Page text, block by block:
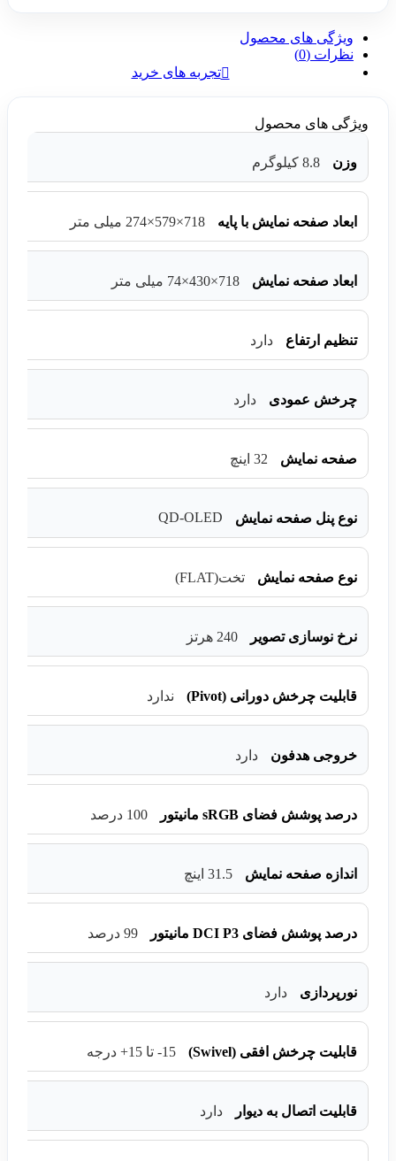
ویژگی های محصول
نظرات (0)
تجربه های خرید
ویژگی های محصول
وزن 8.8 کیلوگرم
ابعاد صفحه نمایش با پایه 718×579×274 میلی متر
ابعاد صفحه نمایش 718×430×74 میلی متر
تنظیم ارتفاع دارد
چرخش عمودی دارد
صفحه نمایش 32 اینچ
نوع پنل صفحه نمایش QD-OLED
نوع صفحه نمایش تخت(FLAT)
نرخ نوسازی تصویر 240 هرتز
قابلیت چرخش دورانی (Pivot) ندارد
خروجی هدفون دارد
درصد پوشش فضای sRGB مانیتور 100 درصد
اندازه صفحه نمایش 31.5 اینچ
درصد پوشش فضای DCI P3 مانیتور 99 درصد
نورپردازی دارد
قابلیت چرخش افقی (Swivel) 15- تا 15+ درجه
قابلیت اتصال به دیوار دارد